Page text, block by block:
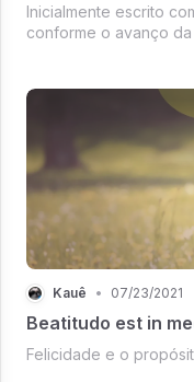
Inicialmente escrito
conforme o avanço
Kauê • 07/23/2021
Beatitudo est in
Felicidade e o